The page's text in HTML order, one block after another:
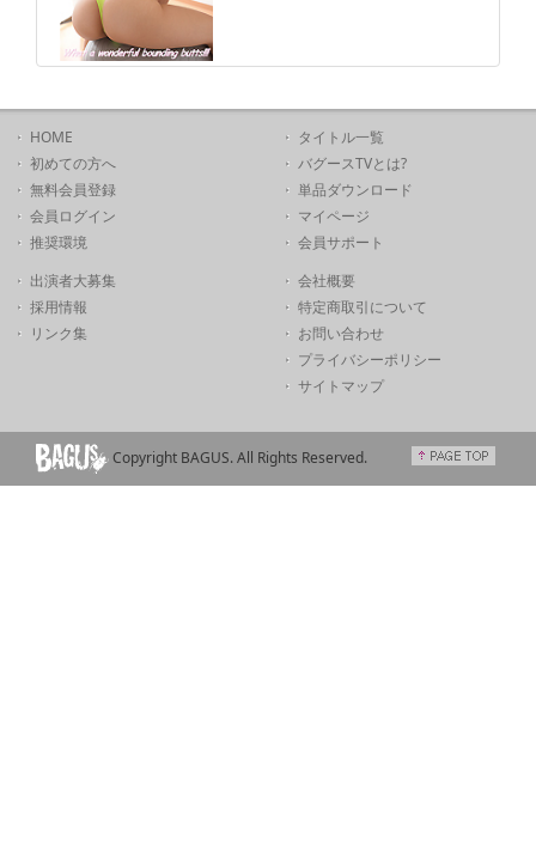
HOME
初めての方へ
無料会員登録
会員ログイン
推奨環境
タイトル一覧
バグースTVとは?
単品ダウンロード
マイページ
会員サポート
出演者大募集
採用情報
リンク集
会社概要
特定商取引について
お問い合わせ
プライバシーポリシー
サイトマップ
Copyright BAGUS. All Rights Reserved.